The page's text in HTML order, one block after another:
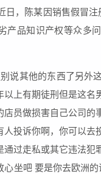
，陈某因销售假冒注
品知识产权等众多
其他的东西了另外
上有期徒刑但是这名
员做损害自己公司的
投诉你啊，你可以去
过走私或其它违法犯
坐吧 要是你去欧洲